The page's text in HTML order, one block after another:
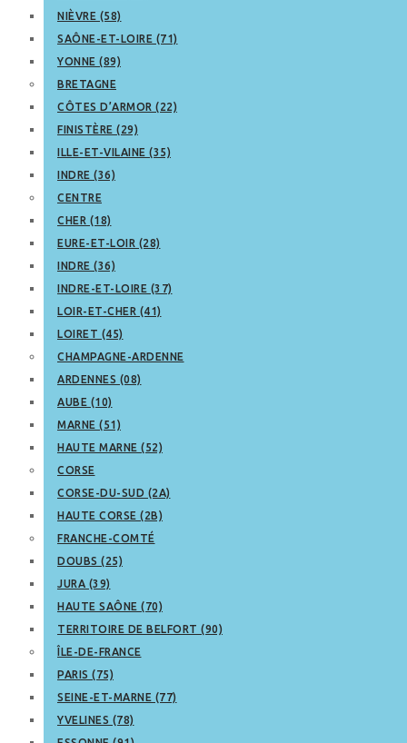
NIÈVRE (58)
SAÔNE-ET-LOIRE (71)
YONNE (89)
BRETAGNE
CÔTES D’ARMOR (22)
FINISTÈRE (29)
ILLE-ET-VILAINE (35)
INDRE (36)
CENTRE
CHER (18)
EURE-ET-LOIR (28)
INDRE (36)
INDRE-ET-LOIRE (37)
LOIR-ET-CHER (41)
LOIRET (45)
CHAMPAGNE-ARDENNE
ARDENNES (08)
AUBE (10)
MARNE (51)
HAUTE MARNE (52)
CORSE
CORSE-DU-SUD (2A)
HAUTE CORSE (2B)
FRANCHE-COMTÉ
DOUBS (25)
JURA (39)
HAUTE SAÔNE (70)
TERRITOIRE DE BELFORT (90)
ÎLE-DE-FRANCE
PARIS (75)
SEINE-ET-MARNE (77)
YVELINES (78)